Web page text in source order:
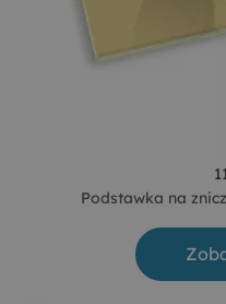
Podstawka na